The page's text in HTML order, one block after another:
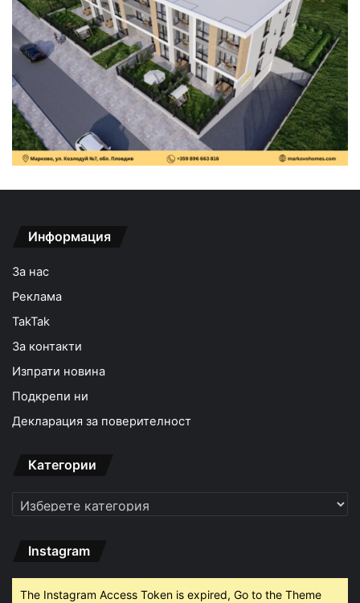
Информация
За нас
Реклама
TakTak
За контакти
Изпрати новина
Подкрепи ни
Декларация за поверителност
Категории
Категории
Instagram
The Instagram Access Token is expired, Go to the Theme